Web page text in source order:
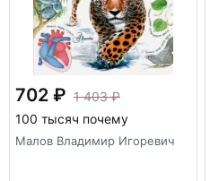
702
1 403
100 тысяч почему
Малов Владимир Игоревич